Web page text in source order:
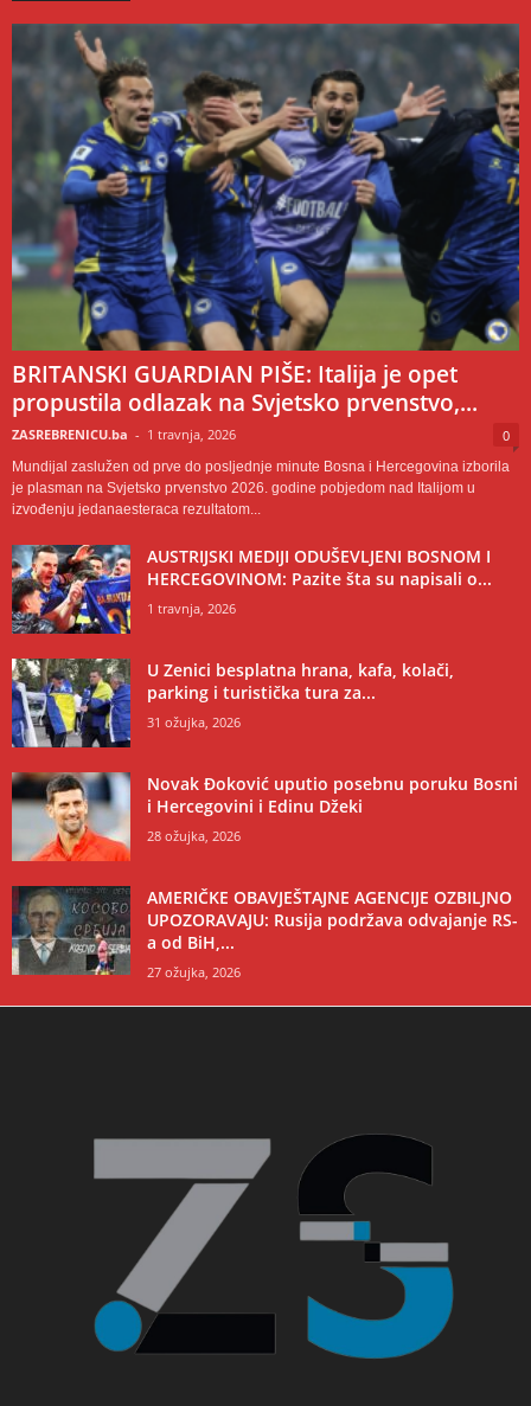
BRITANSKI GUARDIAN PIŠE: Italija je opet
propustila odlazak na Svjetsko prvenstvo,...
ZASREBRENICU.ba - 1 travnja, 2026 0
Mundijal zaslužen od prve do posljednje minute Bosna i Hercegovina izborila
je plasman na Svjetsko prvenstvo 2026. godine pobjedom nad Italijom u
izvođenju jedanaesteraca rezultatom...
AUSTRIJSKI MEDIJI ODUŠEVLJENI BOSNOM I
HERCEGOVINOM: Pazite šta su napisali o...
1 travnja, 2026
U Zenici besplatna hrana, kafa, kolači,
parking i turistička tura za...
31 ožujka, 2026
Novak Đoković uputio posebnu poruku Bosni
i Hercegovini i Edinu Džeki
28 ožujka, 2026
AMERIČKE OBAVJEŠTAJNE AGENCIJE OZBILJNO
UPOZORAVAJU: Rusija podržava odvajanje RS-
a od BiH,...
27 ožujka, 2026